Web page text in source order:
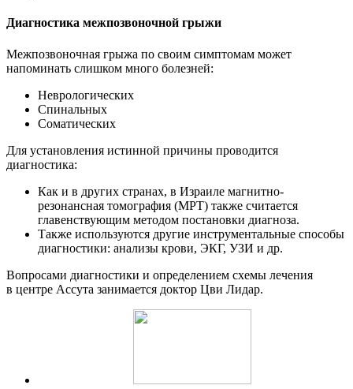
Диагностика межпозвоночной грыжи
Межпозвоночная грыжа по своим симптомам может
напоминать слишком много болезней:
Неврологических
Спинальных
Соматических
Для установления истинной причины проводится
диагностика:
Как и в других странах, в Израиле магнитно-
резонансная томография (МРТ) также считается
главенствующим методом постановки диагноза.
Также используются другие инструментальные способы
диагностики: анализы крови, ЭКГ, УЗИ и др.
Вопросами диагностики и определением схемы лечения
в центре Ассута занимается доктор Цви Лидар.